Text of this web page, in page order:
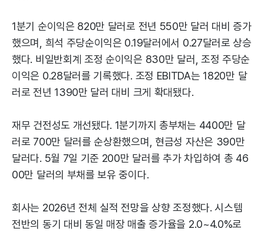
1분기 순이익은 820만 달러로 전년 550만 달러 대비 증가
했으며, 희석 주당순이익은 0.19달러에서 0.27달러로 상승
했다. 비일반회계 조정 순이익은 830만 달러, 조정 주당순
이익은 0.28달러를 기록했다. 조정 EBITDA는 1820만 달
러로 전년 1390만 달러 대비 크게 확대됐다.
재무 건전성도 개선됐다. 1분기까지 총부채는 4400만 달
러로 700만 달러를 순상환했으며, 현금성 자산은 390만
달러다. 5월 7일 기준 200만 달러를 추가 차입하여 총 46
00만 달러의 부채를 보유 중이다.
회사는 2026년 전체 실적 전망을 상향 조정했다. 시스템
전반의 동기 대비 동일 매장 매출 증가율을 2.0~4.0%로